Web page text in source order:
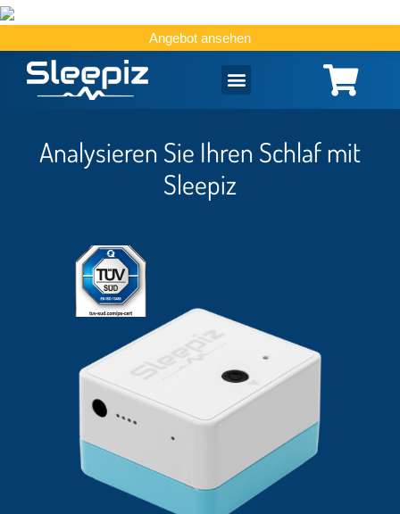
Angebot ansehen
Analysieren Sie Ihren Schlaf mit
Sleepiz